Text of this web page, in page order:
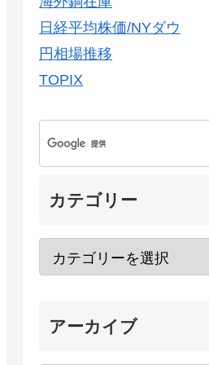
日経平均株価/NYダウ
円相場推移
TOPIX
カテゴリー
アーカイブ